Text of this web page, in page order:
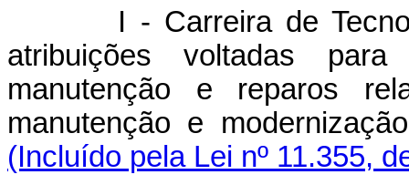
I - Carreira de
atribuições voltadas
manutenção e reparos
manutenção e
(Incluído pela Lei nº 11.355,